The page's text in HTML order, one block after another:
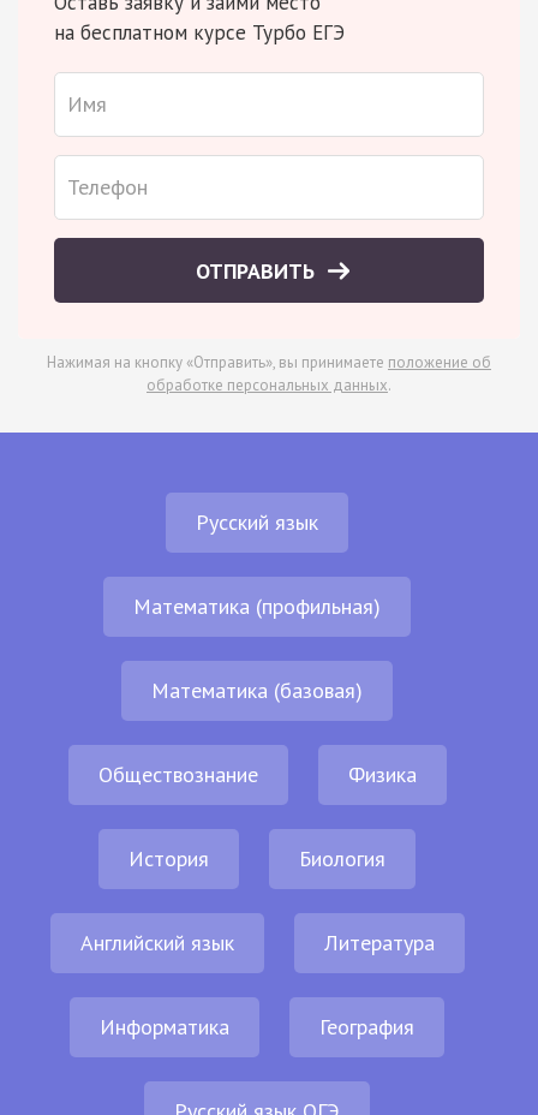
на бесплатном курсе Турбо ЕГЭ
ОТПРАВИТЬ
Нажимая на кнопку «Отправить», вы принимаете положение об
обработке персональных данных.
Русский язык
Математика (профильная)
Математика (базовая)
Обществознание Физика
История Биология
Английский язык Литература
Информатика География